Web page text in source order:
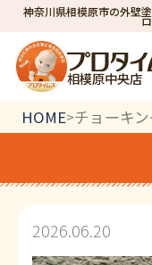
神奈川県相模原市の外壁
相模原中央店
HOME>チョーキ
2026.06.20